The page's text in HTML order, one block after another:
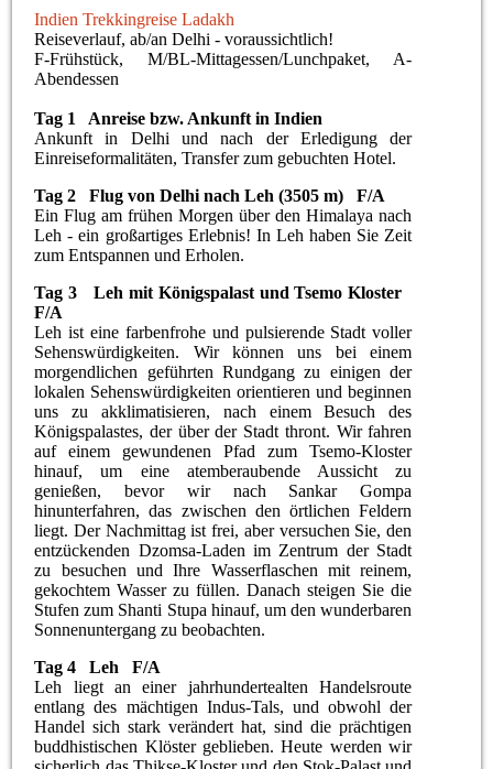
Indien Trekkingreise Ladakh
Reiseverlauf, ab/an Delhi - voraussichtlich!
F-Frühstück, M/BL-Mittagessen/Lunchpaket, A-
Abendessen
Tag 1 Anreise bzw. Ankunft in Indien
Ankunft in Delhi und nach der Erledigung der
Einreiseformalitäten, Transfer zum gebuchten Hotel.
Tag 2 Flug von Delhi nach Leh (3505 m) F/A
Ein Flug am frühen Morgen über den Himalaya nach
Leh - ein großartiges Erlebnis! In Leh haben Sie Zeit
zum Entspannen und Erholen.
Tag 3 Leh mit Königspalast und Tsemo Kloster
F/A
Leh ist eine farbenfrohe und pulsierende Stadt voller
Sehenswürdigkeiten. Wir können uns bei einem
morgendlichen geführten Rundgang zu einigen der
lokalen Sehenswürdigkeiten orientieren und beginnen
uns zu akklimatisieren, nach einem Besuch des
Königspalastes, der über der Stadt thront. Wir fahren
auf einem gewundenen Pfad zum Tsemo-Kloster
hinauf, um eine atemberaubende Aussicht zu
genießen, bevor wir nach Sankar Gompa
hinunterfahren, das zwischen den örtlichen Feldern
liegt. Der Nachmittag ist frei, aber versuchen Sie, den
entzückenden Dzomsa-Laden im Zentrum der Stadt
zu besuchen und Ihre Wasserflaschen mit reinem,
gekochtem Wasser zu füllen. Danach steigen Sie die
Stufen zum Shanti Stupa hinauf, um den wunderbaren
Sonnenuntergang zu beobachten.
Tag 4 Leh F/A
Leh liegt an einer jahrhundertealten Handelsroute
entlang des mächtigen Indus-Tals, und obwohl der
Handel sich stark verändert hat, sind die prächtigen
buddhistischen Klöster geblieben. Heute werden wir